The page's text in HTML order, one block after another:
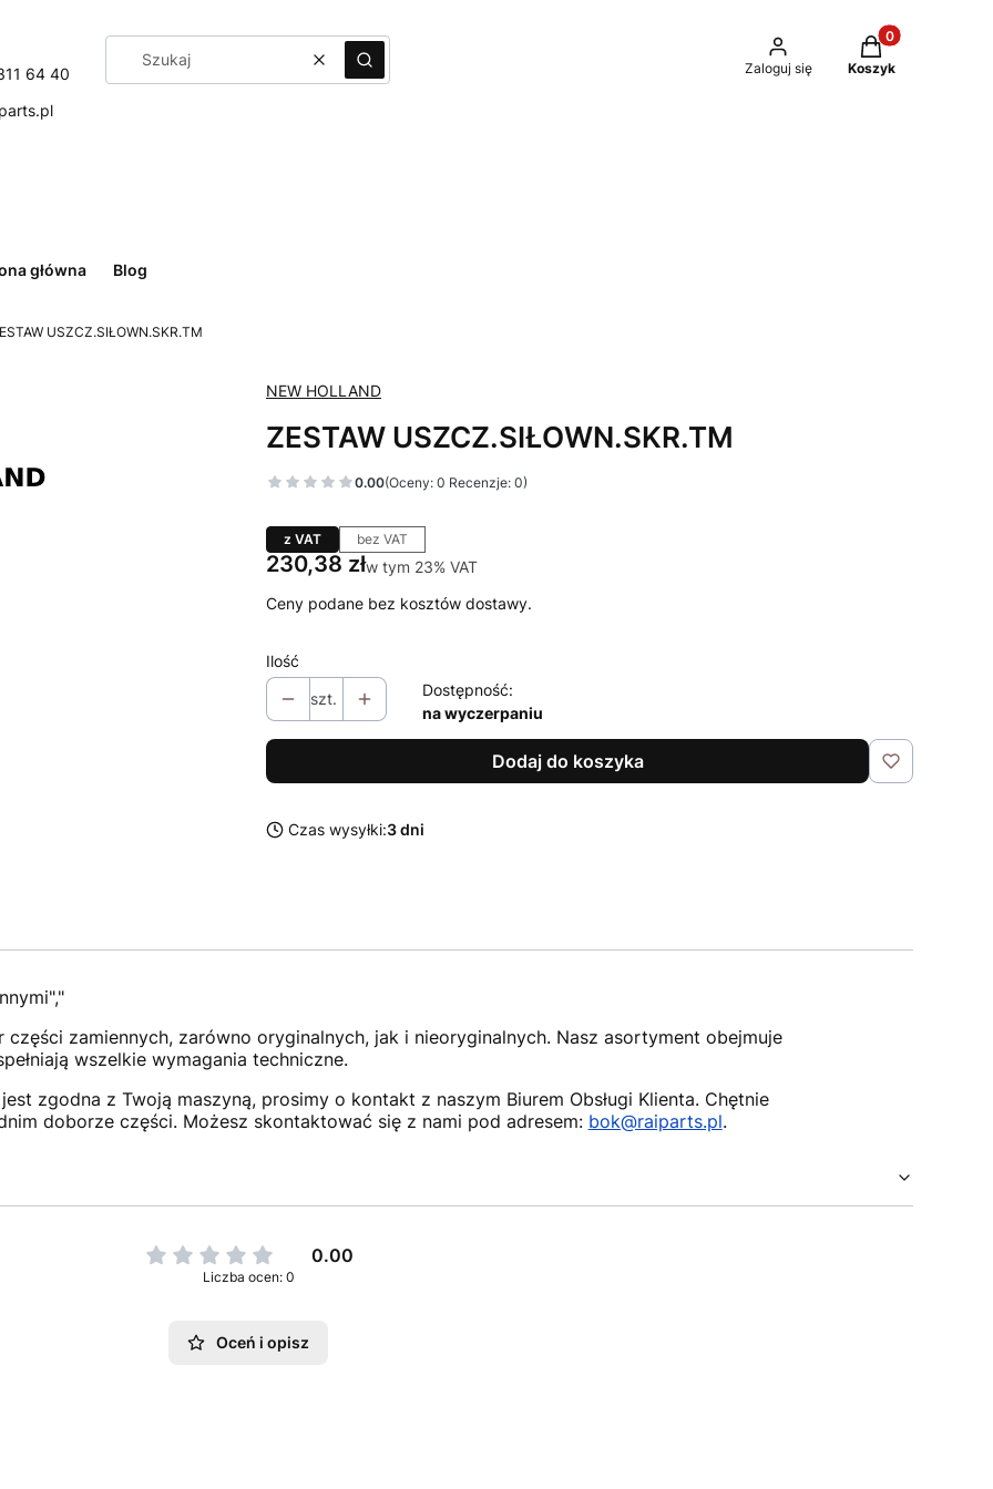
64 40
WyczyśćSzukaj Zaloguj się
Produkty w
Koszyk
główna Blog
USZCZ.SIŁOWN.SKR.TM
NEW HOLLAND
ZESTAW USZCZ.SIŁOWN.SKR.TM
0.00(Oceny: 0 Recenzje: 0)
z VAT bez VAT
Cena
230,38 złw tym 23% VAT
w tym 23% VAT
Ceny podane bez kosztów dostawy.
Ilość
szt.
Dostępność:
na wyczerpaniu
Dodaj do koszyka
Czas wysyłki:3 dni
zamiennych, zarówno oryginalnych, jak i nieoryginalnych. Nasz asortyment obejmuje
wszelkie wymagania techniczne.
zgodna z Twoją maszyną, prosimy o kontakt z naszym Biurem Obsługi Klienta. Chętnie
doborze części. Możesz skontaktować się z nami pod adresem: bok@raiparts.pl.
0.00
Liczba ocen: 0
Oceń i opisz